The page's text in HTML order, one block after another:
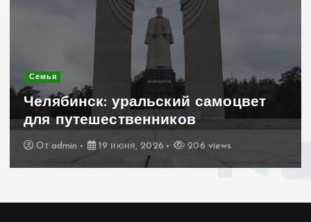
Современное строительство
Керамогранит «под дерево»:
стильное и практичное решение
для дачного домика
От admin 19 июня, 2026 196 views